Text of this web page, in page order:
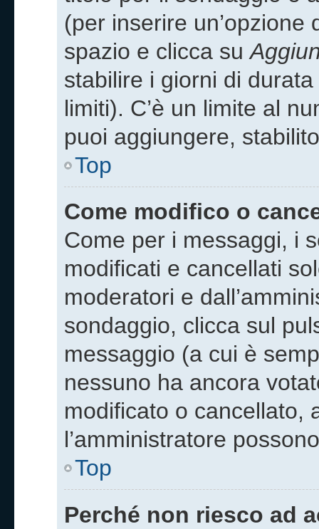
(per inserire un’opzione
spazio e clicca su
stabilire i giorni di
limiti). C’è un limite al
puoi aggiungere,
Top
Come modifico o
Come per i messaggi, i
modificati e cancellati
moderatori e
sondaggio, clicca sul
messaggio (a cui è
nessuno ha ancora
modificato o cancellato,
l’amministratore
Top
Perché non riesco ad